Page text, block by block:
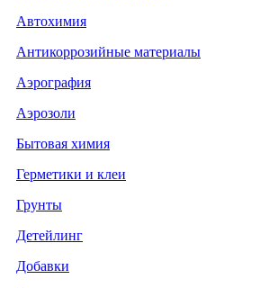
Автохимия
Антикоррозийные материалы
Аэрография
Аэрозоли
Бытовая химия
Герметики и клеи
Грунты
Детейлинг
Добавки